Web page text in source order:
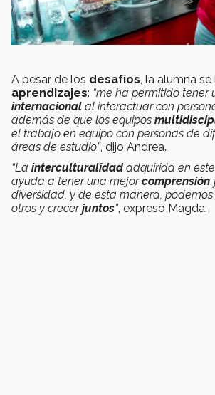
A pesar de los desafíos, la alumna se
aprendizajes: “me ha permitido tener
internacional al interactuar con
además de que los equipos
el trabajo en equipo con personas de
áreas de estudio”, dijo Andrea.
“La interculturalidadadquirida en este
ayuda a tener una mejorcomprensión
diversidad, y de esta manera,
otros y crecerjuntos”, expresó Magda.